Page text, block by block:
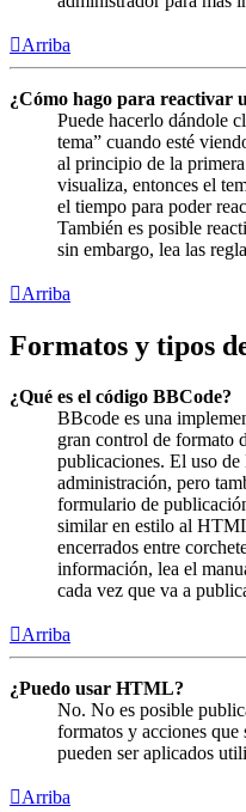
Arriba
¿Cómo hago para reactivar
Puede hacerlo dándole
tema” cuando esté
al principio de la
visualiza, entonces el
el tiempo para poder
También es posible
sin embargo, lea las
Arriba
Formatos y tipos
¿Qué es el código BBCode?
BBcode es una
gran control de formato
publicaciones. El uso
administración, pero
formulario de
similar en estilo al
encerrados entre
información, lea el
cada vez que va a
Arriba
¿Puedo usar HTML?
No. No es posible
formatos y acciones
pueden ser aplicados
Arriba